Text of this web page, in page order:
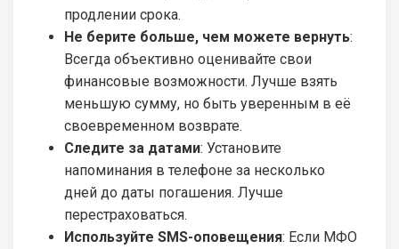
продлении срока.
Не берите больше, чем можете вернуть:
Всегда объективно оценивайте свои
финансовые возможности. Лучше взять
меньшую сумму, но быть уверенным в её
своевременном возврате.
Следите за датами: Установите
напоминания в телефоне за несколько
дней до даты погашения. Лучше
перестраховаться.
Используйте SMS-оповещения: Если МФО